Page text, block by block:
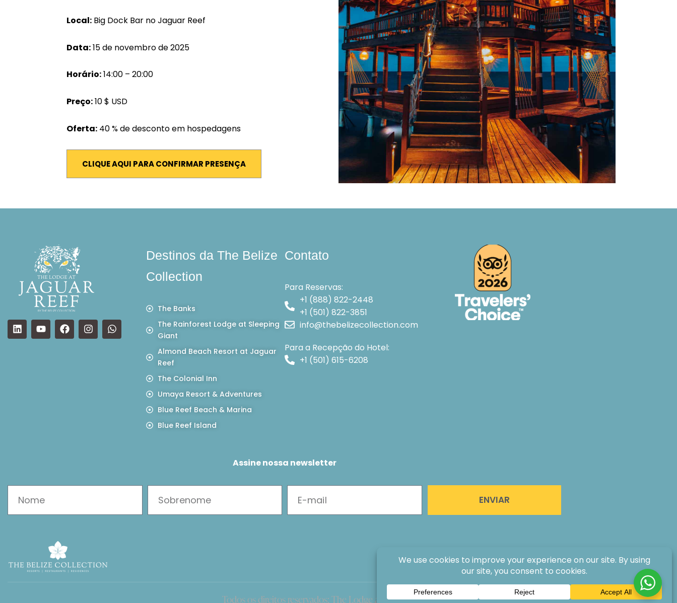
Local: Big Dock Bar no Jaguar Reef
Data:15 de novembro de 2025
Horário:14:00 – 20:00
Preço:10 $ USD
Oferta: 40 % de desconto em hospedagens
CLIQUE AQUI PARA CONFIRMAR PRESENÇA
Destinos da The Belize
Collection
The Banks
The Rainforest Lodge at Sleeping
Giant
Almond Beach Resort at Jaguar
Reef
The Colonial Inn
Umaya Resort & Adventures
Blue Reef Beach & Marina
Blue Reef Island
Contato
Para Reservas:
+1 (888) 822-2448
+1 (501) 822-3851
info@thebelizecollection.com
Para a Recepção do Hotel:
+1 (501) 615-6208
Assine nossa newsletter
ENVIAR
Todos os direitos reservados: The Lodge at Jaguar Reef, 2026®.